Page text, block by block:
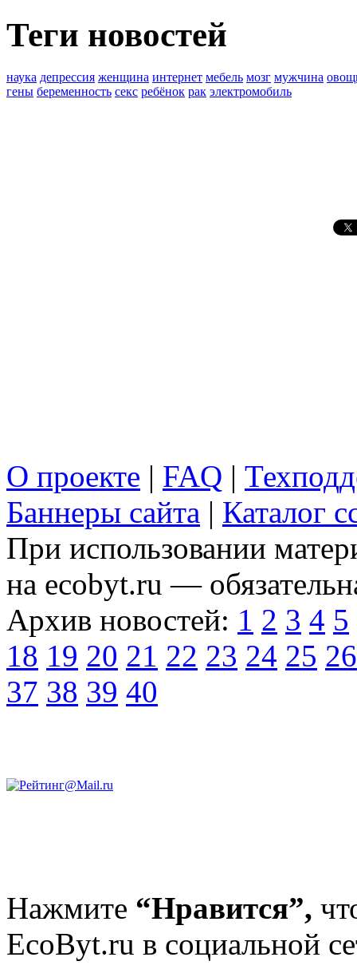
Теги новостей
наука депрессия женщина интернет мебель мозг мужчина
гены беременность секс ребёнок рак электромобиль
О проекте | FAQ |
Баннеры сайта | Каталог
При использовании
на ecobyt.ru —
Архив новостей: 1 2 3 4 5
18 19 20 21 22 23 24 25 26
37 38 39 40
Нажмите “Нравится”,
EcoByt.ru в социальной